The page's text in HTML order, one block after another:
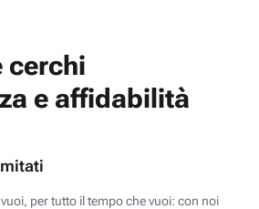
cerchi
e affidabilità
per tutto il tempo che vuoi: con noi